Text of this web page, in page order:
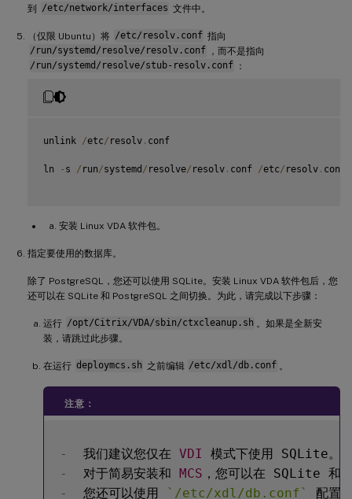
到 /etc/network/interfaces 文件中。
（仅限 Ubuntu）将 /etc/resolv.conf 指向
/run/systemd/resolve/resolv.conf ，而不是指向
/run/systemd/resolve/stub-resolv.conf ：
unlink /etc/ resolv . conf
ln - s / run/systemd / resolve/ resolv . conf /etc/ resolv . conf
安装 Linux VDA 软件包。
指定要使用的数据库。
除了 PostgreSQL，您还可以使用 SQLite。安装 Linux VDA 软件包后，您
还可以在 SQLite 和 PostgreSQL 之间切换。为此，请完成以下步骤：
运行 /opt/Citrix/VDA/sbin/ctxcleanup.sh 。如果是全新安
装，请跳过此步骤。
在运行 deploymcs.sh 之前编辑 /etc/xdl/db.conf 。
注意：
-
  我们建议您仅在
VDI
-
  对于简易安装和
MCS ，您可以在 SQLite 和
-
  您还可以使用
` /etc/xdl/db.conf`